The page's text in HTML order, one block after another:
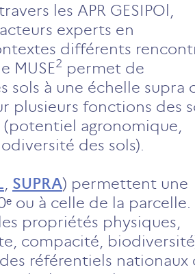
les APR GESIPOl,
experts en
différents
MUSE2 permet de
à une échelle supra
plusieurs fonctions des
agronomique,
des sols).
, SUPRA) permettent une
ou à celle de la parcelle.
propriétés physiques,
compacité,
référentiels nationaux